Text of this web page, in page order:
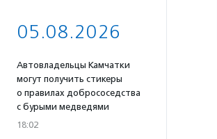
05.08.2026
Автовладельцы Камчатки
могут получить стикеры
о правилах добрососедства
с бурыми медведями
18:02